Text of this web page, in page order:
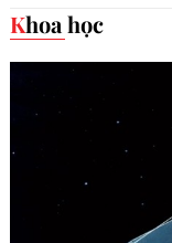
Khoa học